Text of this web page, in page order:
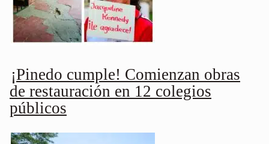
¡Pinedo cumple! Comienzan obras
de restauración en 12 colegios
públicos